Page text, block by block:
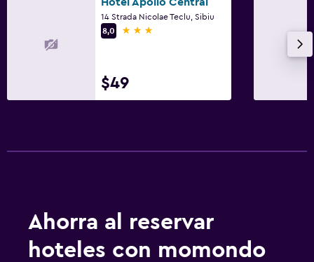
Servicios y facilidades
Instalaciones para reuniones
14 Strada Nicolae Teclu, Sibiu
8,0
3 estrellas
$49
Ahorra al reservar
hoteles con momondo